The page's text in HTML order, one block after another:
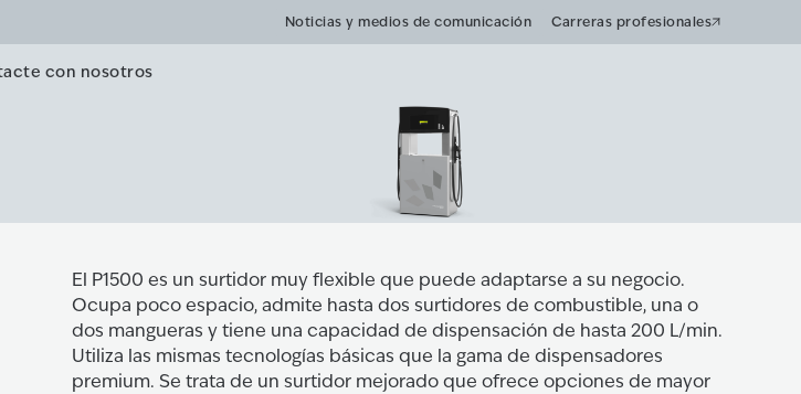
Noticias y medios de comunicación Carreras profesionales
con nosotros
El P1500 es un surtidor muy flexible que puede adaptarse a su negocio.
Ocupa poco espacio, admite hasta dos surtidores de combustible, una o
dos mangueras y tiene una capacidad de dispensación de hasta 200 L/min.
Utiliza las mismas tecnologías básicas que la gama de dispensadores
premium. Se trata de un surtidor mejorado que ofrece opciones de mayor